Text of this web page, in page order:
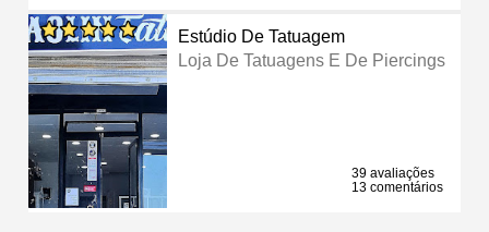
Estúdio De Tatuagem
Loja De Tatuagens E De Piercings
39 avaliações
13 comentários